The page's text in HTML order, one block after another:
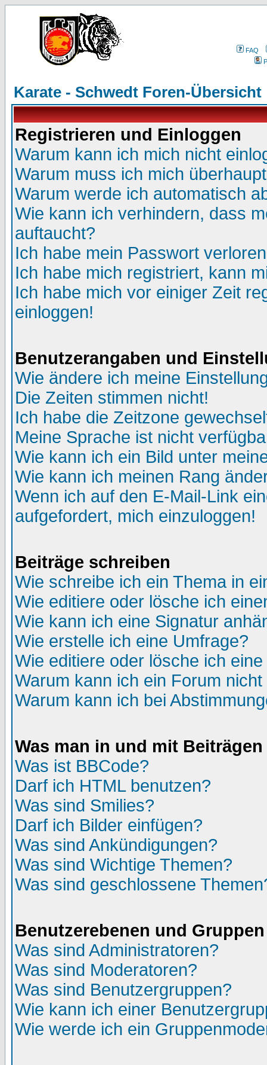
FAQ
Karate - Schwedt Foren-Übersicht
Registrieren und Einloggen
Warum kann ich mich nicht
Warum muss ich mich
Warum werde ich automatisch
Wie kann ich verhindern, dass
auftaucht?
Ich habe mein Passwort
Ich habe mich registriert, kann
Ich habe mich vor einiger Zeit
einloggen!
Benutzerangaben und
Wie ändere ich meine
Die Zeiten stimmen nicht!
Ich habe die Zeitzone
Meine Sprache ist nicht
Wie kann ich ein Bild unter
Wie kann ich meinen Rang
Wenn ich auf den E-Mail-Link
aufgefordert, mich einzuloggen!
Beiträge schreiben
Wie schreibe ich ein Thema in
Wie editiere oder lösche ich
Wie kann ich eine Signatur
Wie erstelle ich eine Umfrage?
Wie editiere oder lösche ich
Warum kann ich ein Forum
Warum kann ich bei
Was man in und mit
Was ist BBCode?
Darf ich HTML benutzen?
Was sind Smilies?
Darf ich Bilder einfügen?
Was sind Ankündigungen?
Was sind Wichtige Themen?
Was sind geschlossene
Benutzerebenen und Gruppen
Was sind Administratoren?
Was sind Moderatoren?
Was sind Benutzergruppen?
Wie kann ich einer
Wie werde ich ein